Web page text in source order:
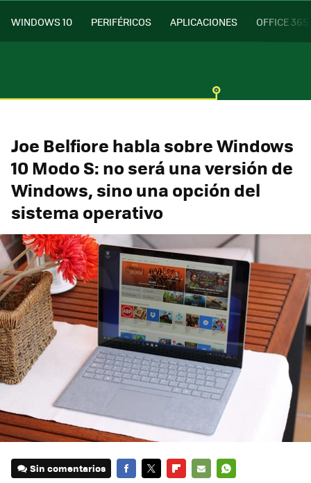
WINDOWS 10 PERIFÉRICOS APLICACIONES OFFICE 365
Joe Belfiore habla sobre Windows
10 Modo S: no será una versión de
Windows, sino una opción del
sistema operativo
Sin comentarios